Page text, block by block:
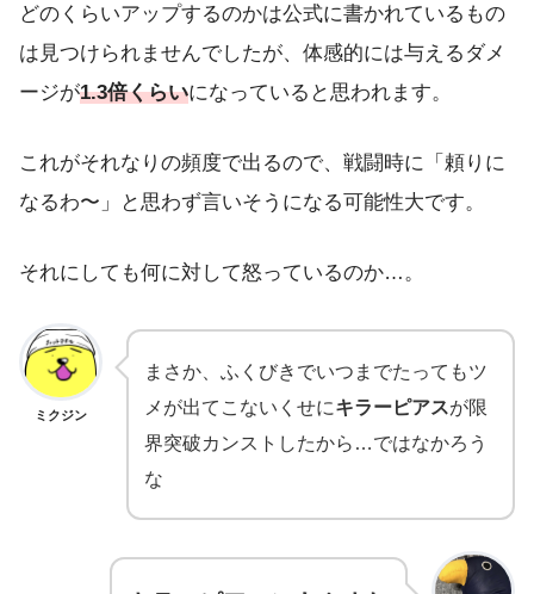
どのくらいアップするのかは公式に書かれているもの
は見つけられませんでしたが、体感的には与えるダメ
ージが1.3倍くらいになっていると思われます。
これがそれなりの頻度で出るので、戦闘時に「頼りに
なるわ〜」と思わず言いそうになる可能性大です。
それにしても何に対して怒っているのか…。
ミクジン
まさか、ふくびきでいつまでたってもツ
メが出てこないくせにキラーピアスが限
界突破カンストしたから…ではなかろう
な